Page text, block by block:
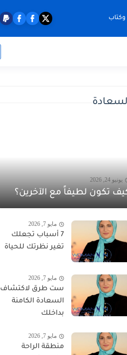
وكتاب
يونيو 24, 2026
تكون لطيفاً مع الآخرين؟
مايو 7, 2026
7 أسباب تجعلك
تغير نظرتك للحياة
مايو 7, 2026
ست طرق لاكتشاف
السعادة الكامنة
بداخلك
مايو 7, 2026
منطقة الراحة